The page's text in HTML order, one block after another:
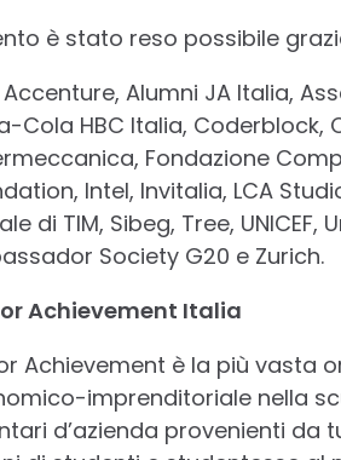
è stato reso possibile
Accenture, Alumni JA Italia,
Cola HBC Italia, Coderblock,
Fondazione
Intel, Invitalia, LCA
di TIM, Sibeg, Tree,
Society G20 e Zurich.
Achievement Italia
Achievement è la più vasta
imprenditoriale nella
d’azienda provenienti da